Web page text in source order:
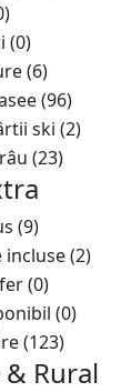
(0)
(6)
(96)
ski (2)
(23)
(9)
incluse(2)
(0)
(0)
(123)
Rural